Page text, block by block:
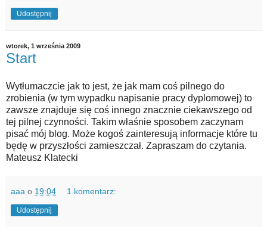
Udostępnij
wtorek, 1 września 2009
Start
Wytłumaczcie jak to jest, że jak mam coś pilnego do
zrobienia (w tym wypadku napisanie pracy dyplomowej) to
zawsze znajduje się coś innego znacznie ciekawszego od
tej pilnej czynności. Takim właśnie sposobem zaczynam
pisać mój blog. Może kogoś zainteresują informacje które tu
będę w przyszłości zamieszczał. Zapraszam do czytania.
Mateusz Klatecki
aaa o 19:04 1 komentarz:
Udostępnij